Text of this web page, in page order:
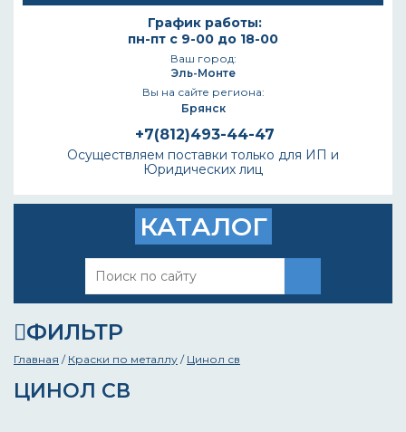
График работы:
пн-пт с 9-00 до 18-00
Ваш город:
Эль-Монте
Вы на сайте региона:
Брянск
+7(812)493-44-47
Осуществляем поставки только для ИП и
Юридических лиц
КАТАЛОГ
ФИЛЬТР
Главная / Краски по металлу / Цинол св
ЦИНОЛ СВ